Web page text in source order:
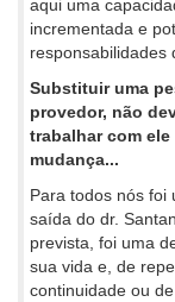
aqui uma
incrementada e
responsabilidades
Substituir uma
provedor, não
trabalhar com
mudança...
Para todos nós foi
saída do dr.
prevista, foi uma
sua vida e, de
continuidade ou